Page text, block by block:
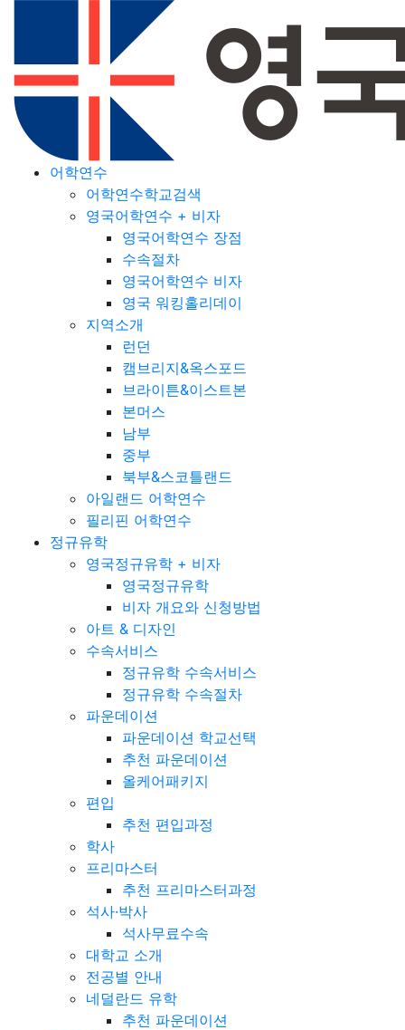
어학연수
어학연수학교검색
영국어학연수 + 비자
영국어학연수 장점
수속절차
영국어학연수 비자
영국 워킹홀리데이
지역소개
런던
캠브리지&옥스포드
브라이튼&이스트본
본머스
남부
중부
북부&스코틀랜드
아일랜드 어학연수
필리핀 어학연수
정규유학
영국정규유학 + 비자
영국정규유학
비자 개요와 신청방법
아트 & 디자인
수속서비스
정규유학 수속서비스
정규유학 수속절차
파운데이션
파운데이션 학교선택
추천 파운데이션
올케어패키지
편입
추천 편입과정
학사
프리마스터
추천 프리마스터과정
석사·박사
석사무료수속
대학교 소개
전공별 안내
네덜란드 유학
추천 파운데이션